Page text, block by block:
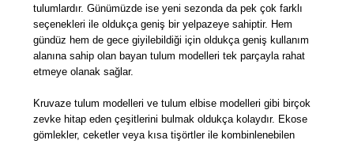
tulumlardır. Günümüzde ise yeni sezonda da pek çok farklı
seçenekleri ile oldukça geniş bir yelpazeye sahiptir. Hem
gündüz hem de gece giyilebildiği için oldukça geniş kullanım
alanına sahip olan bayan tulum modelleri tek parçayla rahat
etmeye olanak sağlar.
Kruvaze tulum modelleri ve tulum elbise modelleri gibi birçok
zevke hitap eden çeşitlerini bulmak oldukça kolaydır. Ekose
gömlekler, ceketler veya kısa tişörtler ile kombinlenebilen